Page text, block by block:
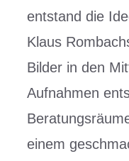
entstand die
Klaus
Bilder in den
Aufnahmen
einem